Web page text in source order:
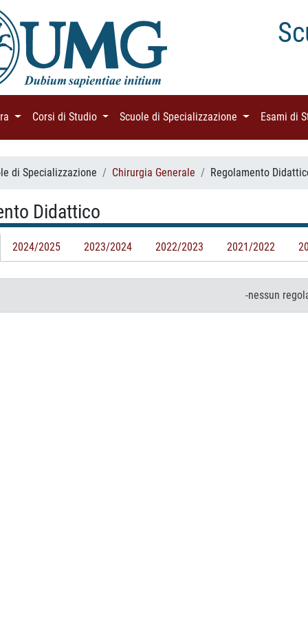
(current)Corsi di Studio (current)Scuole di Specializzazione (current)Esami di
di Specializzazione Chirurgia Generale Regolamento
Didattico
2024/2025 2023/2024 2022/2023 2021/2022
-nessun